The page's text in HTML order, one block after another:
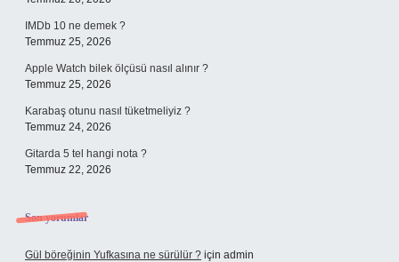
IMDb 10 ne demek ?
Temmuz 25, 2026
Apple Watch bilek ölçüsü nasıl alınır ?
Temmuz 25, 2026
Karabaş otunu nasıl tüketmeliyiz ?
Temmuz 24, 2026
Gitarda 5 tel hangi nota ?
Temmuz 22, 2026
Son yorumlar
Gül böreğinin Yufkasına ne sürülür ? için admin